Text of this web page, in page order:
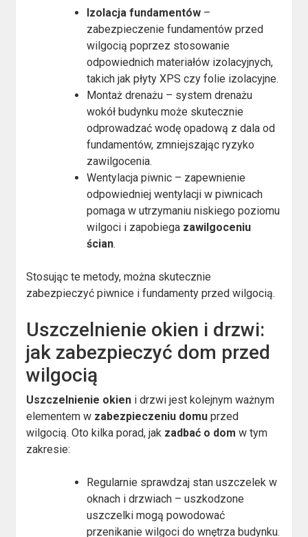
Izolacja fundamentów –
zabezpieczenie fundamentów przed
wilgocią poprzez stosowanie
odpowiednich materiałów izolacyjnych,
takich jak płyty XPS czy folie izolacyjne.
Montaż drenażu – system drenażu
wokół budynku może skutecznie
odprowadzać wodę opadową z dala od
fundamentów, zmniejszając ryzyko
zawilgocenia.
Wentylacja piwnic – zapewnienie
odpowiedniej wentylacji w piwnicach
pomaga w utrzymaniu niskiego poziomu
wilgoci i zapobiega zawilgoceniu
ścian.
Stosując te metody, można skutecznie
zabezpieczyć piwnice i fundamenty przed wilgocią.
Uszczelnienie okien i drzwi:
jak zabezpieczyć dom przed
wilgocią
Uszczelnienie okien i drzwi jest kolejnym ważnym
elementem w zabezpieczeniu domu przed
wilgocią. Oto kilka porad, jak zadbać o dom w tym
zakresie:
Regularnie sprawdzaj stan uszczelek w
oknach i drzwiach – uszkodzone
uszczelki mogą powodować
przenikanie wilgoci do wnętrza budynku.